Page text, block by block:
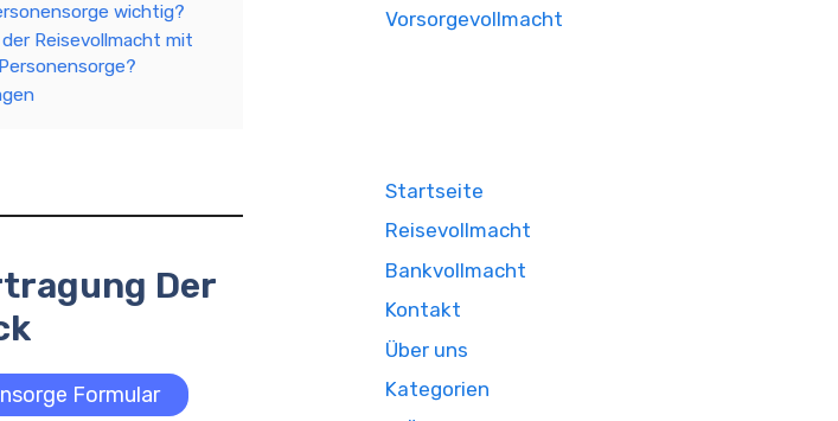
wichtig?
Reisevollmacht mit
Der
Formular
Vorsorgevollmacht
Startseite
Reisevollmacht
Bankvollmacht
Kontakt
Über uns
Kategorien